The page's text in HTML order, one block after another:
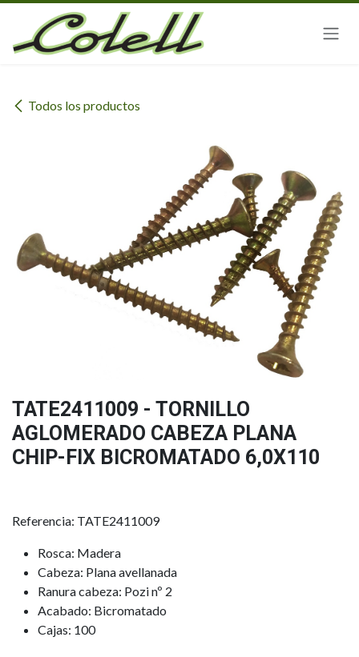
Ir al contenido
Todos los productos
TATE2411009 - TORNILLO
AGLOMERADO CABEZA PLANA
CHIP-FIX BICROMATADO 6,0X110
Referencia: TATE2411009
Rosca: Madera
Cabeza: Plana avellanada
Ranura cabeza: Pozi nº 2
Acabado: Bicromatado
Cajas: 100